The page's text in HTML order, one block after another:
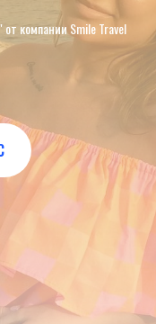
компании Smile Travel